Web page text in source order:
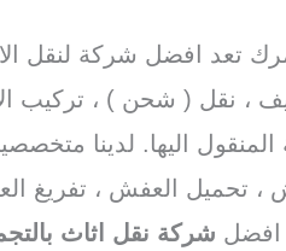
تعد افضل شركة لنقل
، نقل ( شحن ) ، تركيب
اليها. لدينا
تحميل العفش ، تفريغ
افضل شركة نقل اثاث